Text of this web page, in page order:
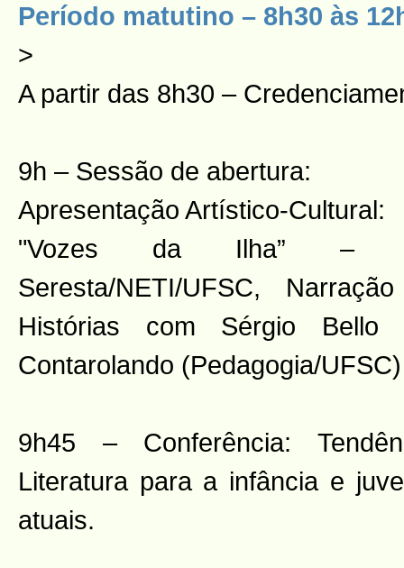
Período matutino – 8h30 às
>
A partir das 8h30 –
9h – Sessão de abertura:
Apresentação Artístico-Cultural:
"Vozes da Ilha” –
Seresta/NETI/UFSC,
Histórias com Sérgio Bello
Contarolando (Pedagogia/UFSC)
9h45 – Conferência:
Literatura para a infância e
atuais.